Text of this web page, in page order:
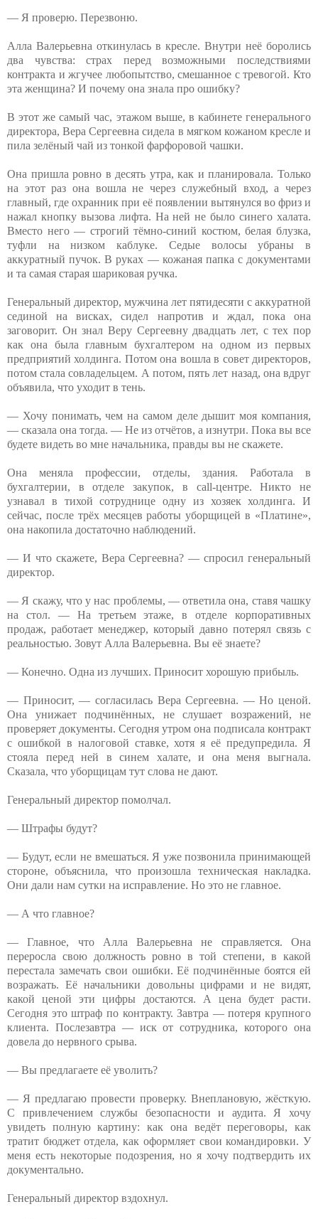
— Я проверю. Перезвоню.
Алла Валерьевна откинулась в кресле. Внутри неё боролись
два чувства: страх перед возможными последствиями
контракта и жгучее любопытство, смешанное с тревогой. Кто
эта женщина? И почему она знала про ошибку?
В этот же самый час, этажом выше, в кабинете генерального
директора, Вера Сергеевна сидела в мягком кожаном кресле и
пила зелёный чай из тонкой фарфоровой чашки.
Она пришла ровно в десять утра, как и планировала. Только
на этот раз она вошла не через служебный вход, а через
главный, где охранник при её появлении вытянулся во фриз и
нажал кнопку вызова лифта. На ней не было синего халата.
Вместо него — строгий тёмно-синий костюм, белая блузка,
туфли на низком каблуке. Седые волосы убраны в
аккуратный пучок. В руках — кожаная папка с документами
и та самая старая шариковая ручка.
Генеральный директор, мужчина лет пятидесяти с аккуратной
сединой на висках, сидел напротив и ждал, пока она
заговорит. Он знал Веру Сергеевну двадцать лет, с тех пор
как она была главным бухгалтером на одном из первых
предприятий холдинга. Потом она вошла в совет директоров,
потом стала совладельцем. А потом, пять лет назад, она вдруг
объявила, что уходит в тень.
— Хочу понимать, чем на самом деле дышит моя компания,
— сказала она тогда. — Не из отчётов, а изнутри. Пока вы все
будете видеть во мне начальника, правды вы не скажете.
Она меняла профессии, отделы, здания. Работала в
бухгалтерии, в отделе закупок, в call-центре. Никто не
узнавал в тихой сотруднице одну из хозяек холдинга. И
сейчас, после трёх месяцев работы уборщицей в «Платине»,
она накопила достаточно наблюдений.
— И что скажете, Вера Сергеевна? — спросил генеральный
директор.
— Я скажу, что у нас проблемы, — ответила она, ставя чашку
на стол. — На третьем этаже, в отделе корпоративных
продаж, работает менеджер, который давно потерял связь с
реальностью. Зовут Алла Валерьевна. Вы её знаете?
— Конечно. Одна из лучших. Приносит хорошую прибыль.
— Приносит, — согласилась Вера Сергеевна. — Но ценой.
Она унижает подчинённых, не слушает возражений, не
проверяет документы. Сегодня утром она подписала контракт
с ошибкой в налоговой ставке, хотя я её предупредила. Я
стояла перед ней в синем халате, и она меня выгнала.
Сказала, что уборщицам тут слова не дают.
Генеральный директор помолчал.
— Штрафы будут?
— Будут, если не вмешаться. Я уже позвонила принимающей
стороне, объяснила, что произошла техническая накладка.
Они дали нам сутки на исправление. Но это не главное.
— А что главное?
— Главное, что Алла Валерьевна не справляется. Она
переросла свою должность ровно в той степени, в какой
перестала замечать свои ошибки. Её подчинённые боятся ей
возражать. Её начальники довольны цифрами и не видят,
какой ценой эти цифры достаются. А цена будет расти.
Сегодня это штраф по контракту. Завтра — потеря крупного
клиента. Послезавтра — иск от сотрудника, которого она
довела до нервного срыва.
— Вы предлагаете её уволить?
— Я предлагаю провести проверку. Внеплановую, жёсткую.
С привлечением службы безопасности и аудита. Я хочу
увидеть полную картину: как она ведёт переговоры, как
тратит бюджет отдела, как оформляет свои командировки. У
меня есть некоторые подозрения, но я хочу подтвердить их
документально.
Генеральный директор вздохнул.